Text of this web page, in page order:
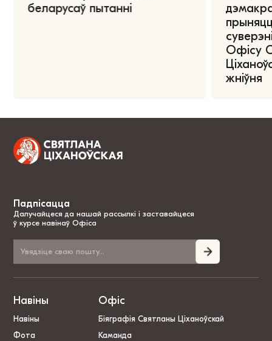
беларусаў пытанні
Офісу
жніўня
Падпісацца
Далучайцеся да нашай рассылкі і заставайцеся
ў курсе навінаў Офіса
Навіны
Навіны
Фота
Офіс
Біяграфія Святланы Ціханоўскай
Каманда